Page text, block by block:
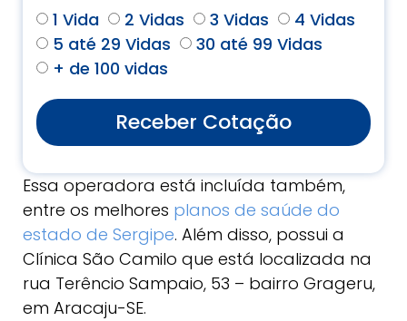
1 Vida 2 Vidas 3 Vidas
4 Vidas
5 até 29 Vidas
30 até 99 Vidas
+ de 100 vidas
Receber Cotação
Essa operadora está incluída também,
entre os melhores planos de saúde do
estado de Sergipe. Além disso, possui a
Clínica São Camilo que está localizada na
rua Terêncio Sampaio, 53 – bairro Grageru,
em Aracaju-SE.